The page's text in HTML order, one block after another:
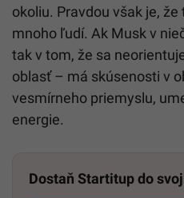
okoliu. Pravdou však je,
mnoho ľudí. Ak Musk v
tak v tom, že sa
oblasť – má skúsenosti v
vesmírneho priemyslu,
energie.
Dostaň Startitup do